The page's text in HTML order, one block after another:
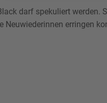
darf spekuliert werden.
erringen